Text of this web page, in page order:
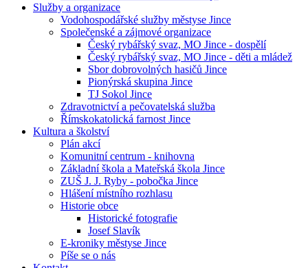
Služby a organizace
Vodohospodářské služby městyse Jince
Společenské a zájmové organizace
Český rybářský svaz, MO Jince - dospělí
Český rybářský svaz, MO Jince - děti a mládež
Sbor dobrovolných hasičů Jince
Pionýrská skupina Jince
TJ Sokol Jince
Zdravotnictví a pečovatelská služba
Římskokatolická farnost Jince
Kultura a školství
Plán akcí
Komunitní centrum - knihovna
Základní škola a Mateřská škola Jince
ZUŠ J. J. Ryby - pobočka Jince
Hlášení místního rozhlasu
Historie obce
Historické fotografie
Josef Slavík
E-kroniky městyse Jince
Píše se o nás